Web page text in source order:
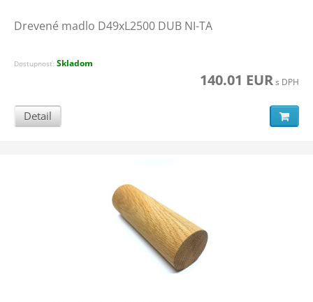
Drevené madlo D49xL2500 DUB NI-TA
Dostupnosť: Skladom
140.01 EURs DPH
Detail